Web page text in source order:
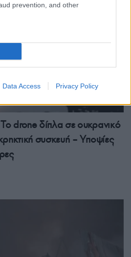
prevention, and other
Data Access Privacy Policy
drone δίπλα σε ουκρανικό
συσκευή – Υποψίες